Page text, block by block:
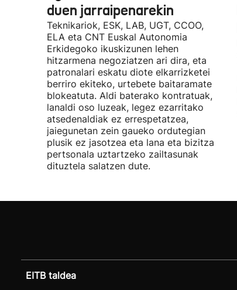
duen jarraipenarekin
Teknikariok, ESK, LAB, UGT, CCOO,
ELA eta CNT Euskal Autonomia
Erkidegoko ikuskizunen lehen
hitzarmena negoziatzen ari dira, eta
patronalari eskatu diote elkarrizketei
berriro ekiteko, urtebete baitaramate
blokeatuta. Aldi baterako kontratuak,
lanaldi oso luzeak, legez ezarritako
atsedenaldiak ez errespetatzea,
jaiegunetan zein gaueko ordutegian
plusik ez jasotzea eta lana eta bizitza
pertsonala uztartzeko zailtasunak
dituztela salatzen dute.
EITB taldea